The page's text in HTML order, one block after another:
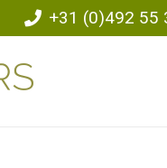
+31 (0)492 55